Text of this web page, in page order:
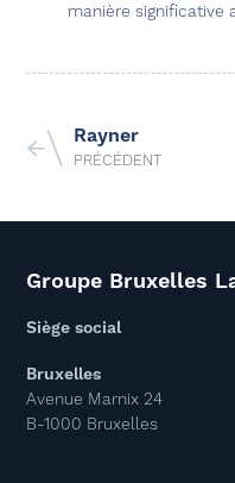
manière significative
Rayner
PRÉCÉDENT
Groupe Bruxelles
Siège social
Bruxelles
Avenue Marnix 24
B-1000 Bruxelles